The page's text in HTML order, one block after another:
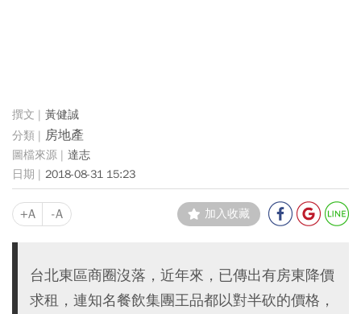
黃健誠
房地產
達志
2018-08-31 15:23
+A -A 加入收藏
台北東區商圈沒落，近年來，已傳出有房東降價
求租，連知名餐飲集團王品都以對半砍的價格，